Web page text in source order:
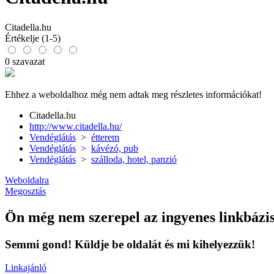
Citadella.hu
Értékelje (1-5)
0 szavazat
Ehhez a weboldalhoz még nem adtak meg részletes információkat!
Citadella.hu
http://www.citadella.hu/
Vendéglátás > étterem
Vendéglátás > kávézó, pub
Vendéglátás > szálloda, hotel, panzió
Weboldalra
Megosztás
Ön még nem szerepel az ingyenes
Semmi gond! Küldje be oldalát és mi kihelyezzük!
Linkajánló